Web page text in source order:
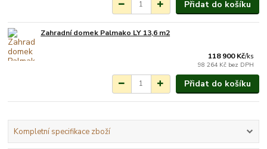
Přidat do košíku
Zahradní domek Palmako LY 13,6 m2
118 900 Kč/ks
98 264 Kč bez DPH
Přidat do košíku
Kompletní specifikace zboží